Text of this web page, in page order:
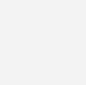
Ausbauziele